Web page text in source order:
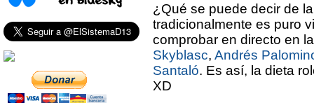
¿Qué se puede decir de
tradicionalmente es puro
comprobar en directo en
Skyblasc, Andrés
Santaló. Es así, la dieta
XD